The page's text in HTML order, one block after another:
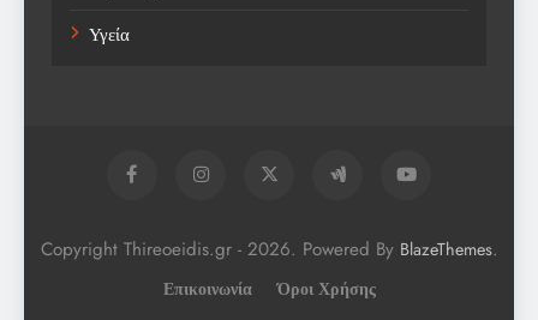
Υγεία
Copyright Thireoeidis.gr - 2026. Powered By BlazeThemes.
Επικοινωνία Όροι Χρήσης